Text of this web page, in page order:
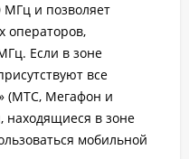
МГц и позволяет
операторов,
Если в зоне
все
(МТС, Мегафон и
находящиеся в зоне
мобильной